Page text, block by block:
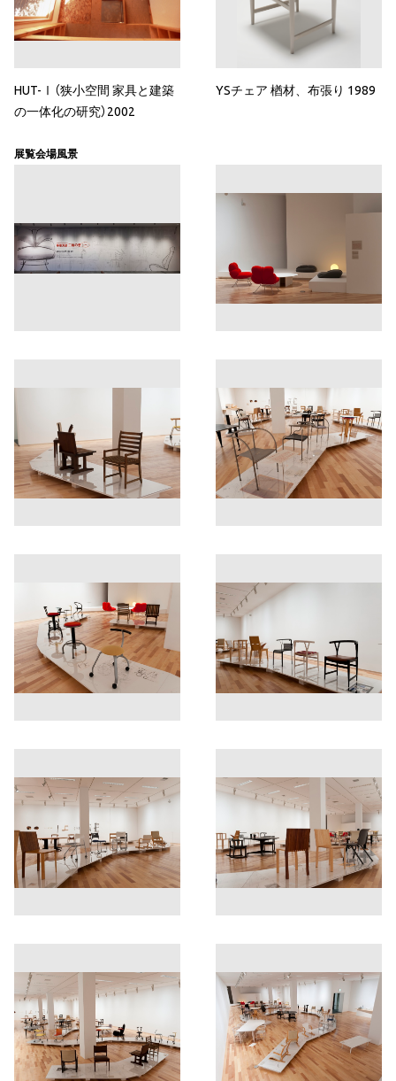
HUT-Ⅰ（狭小空間 家具と建築
の一体化の研究）2002
YSチェア 楢材、布張り 1989
展覧会場風景